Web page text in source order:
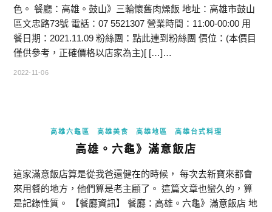
色。 餐廳：高雄。鼓山》三輪懷舊肉燥飯 地址：高雄市鼓山
區文忠路73號 電話：07 5521307 營業時間：11:00-00:00 用
餐日期：2021.11.09 粉絲團：點此連到粉絲團 價位：(本價目
僅供參考，正確價格以店家為主)[ […]…
2022-11-06
高雄六龜區 高雄美食 高雄地區 高雄台式料理
高雄。六龜》滿意飯店
這家滿意飯店算是從我爸還健在的時候， 每次去新寶來都會
來用餐的地方，他們算是老主顧了。 這篇文章也蠻久的，算
是記錄性質。 【餐廳資訊】 餐廳：高雄。六龜》滿意飯店 地